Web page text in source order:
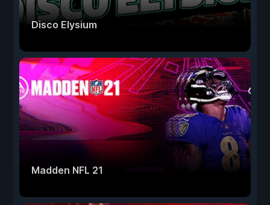
Disco Elysium
Madden NFL 21